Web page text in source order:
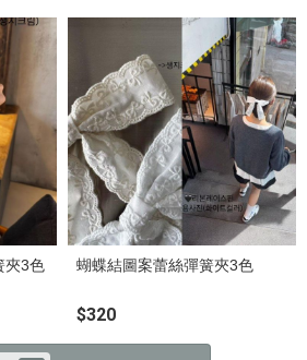
夾3色 蝴蝶結圖案蕾絲彈簧夾3色
$320